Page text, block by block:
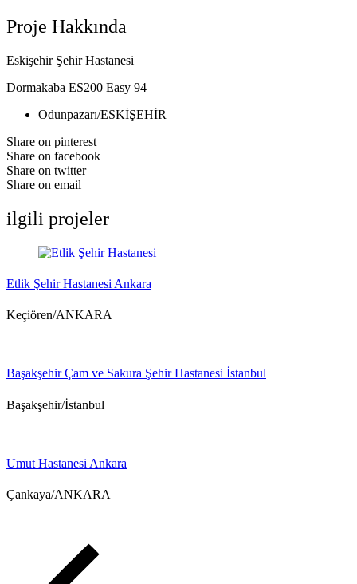
Proje Hakkında
Eskişehir Şehir Hastanesi
Dormakaba ES200 Easy 94
Odunpazarı/ESKİŞEHİR
Share on pinterest
Share on facebook
Share on twitter
Share on email
ilgili projeler
Etlik Şehir Hastanesi Ankara
Keçiören/ANKARA
Başakşehir Çam ve Sakura Şehir Hastanesi İstanbul
Başakşehir/İstanbul
Umut Hastanesi Ankara
Çankaya/ANKARA